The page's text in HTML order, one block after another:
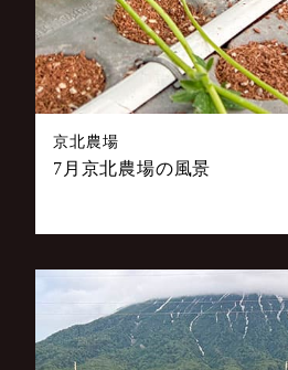
京北農場
7月京北農場の風景